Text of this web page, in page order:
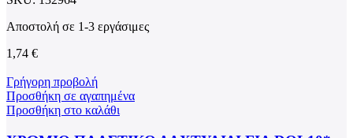
Αποστολή σε 1-3 εργάσιμες
1,74 €
Γρήγορη προβολή
Προσθήκη σε αγαπημένα
Προσθήκη στο καλάθι